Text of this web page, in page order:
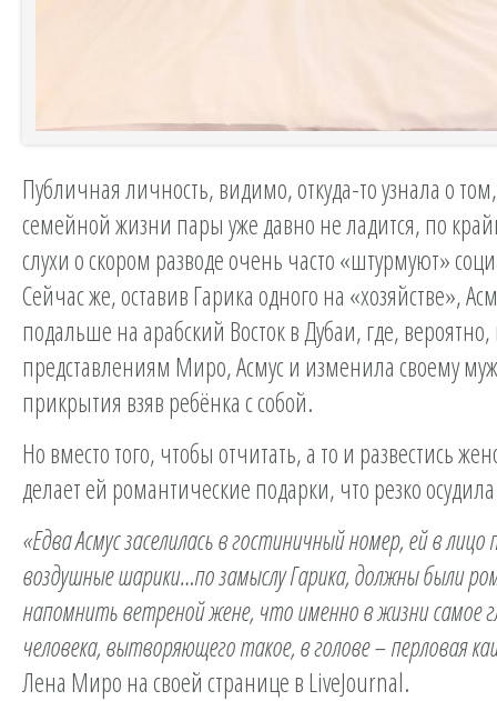
Публичная личность, видимо, откуда-то узнала о
семейной жизни пары уже давно не ладится, по
слухи о скором разводе очень часто «штурмуют»
Сейчас же, оставив Гарика одного на «хозяйстве»,
подальше на арабский Восток в Дубаи, где,
представлениям Миро, Асмус и изменила своему
прикрытия взяв ребёнка с собой.
Но вместо того, чтобы отчитать, а то и развестись
делает ей романтические подарки, что резко
«Едва Асмус заселилась в гостиничный номер, ей в лицо
воздушные шарики…по замыслу Гарика, должны были
напомнить ветреной жене, что именно в жизни самое
человека, вытворяющего такое, в голове–перловая
Лена Миро на своей странице в LiveJournal.